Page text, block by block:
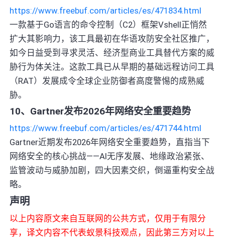
https://www.freebuf.com/articles/es/471834.html
一款基于Go语言的命令控制（C2）框架Vshell正悄然
扩大其影响力，该工具最初在华语攻防安全社区推广，
如今日益受到寻求灵活、经济型商业工具替代方案的威
胁行为体关注。这款工具已从早期的基础远程访问工具
（RAT）发展成令全球企业防御者高度警惕的成熟威
胁。
10、Gartner发布2026年网络安全重要趋势
https://www.freebuf.com/articles/es/471744.html
Gartner近期发布2026年网络安全重要趋势，直指当下
网络安全的核心挑战——AI无序发展、地缘政治紧张、
监管波动与威胁加剧，四大因素交织，倒逼重构安全战
略。
声明
以上内容原文来自互联网的公共方式，仅用于有限分
享，译文内容不代表蚁景科技观点，因此第三方对以上